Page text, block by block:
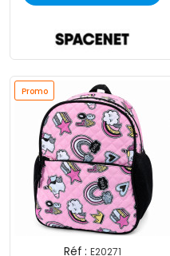
Promo
Réf : E20271